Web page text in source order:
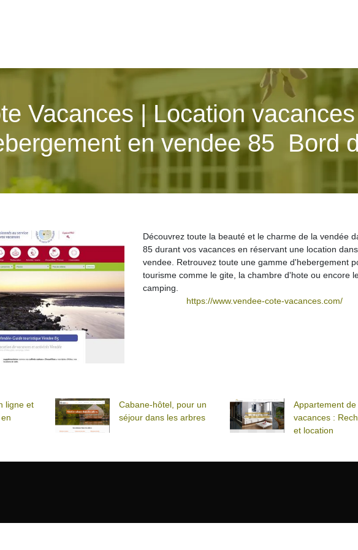
Vacances | Location
en vendee 85  Bord
Découvrez toute la beauté et le charme de la vendée
85 durant vos vacances en réservant une location
vendee. Retrouvez toute une gamme d'hebergement
tourisme comme le gite, la chambre d'hote ou encore
camping.
https://www.vendee-cote-vacances.com/
ligne et
Cabane-hôtel, pour un
séjour dans les arbres
Appartement de
vacances :
et location